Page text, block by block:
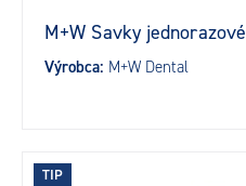
M+W Savky jednorazové
Výrobca: M+W Dental
TIP